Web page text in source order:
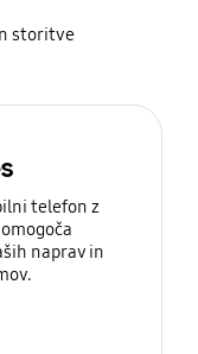
storitve
telefon z
naprav in